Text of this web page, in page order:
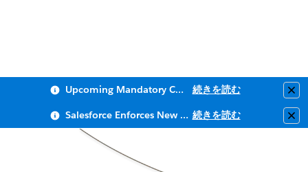
Upcoming Mandatory Changes to Public Key Infrastructure (PKI) 続きを読む
Salesforce Enforces New Security Requirements in Summer 2026 続きを読む